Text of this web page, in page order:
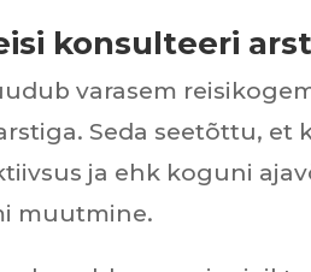
konsulteeri
varasem
Seda seetõttu, et
ja ehk koguni
muutmine.